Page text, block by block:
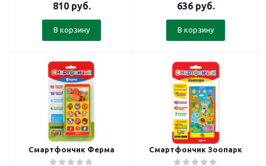
810руб.
В корзину
636руб.
В корзину
Смартфончик Ферма Смартфончик Зоопарк